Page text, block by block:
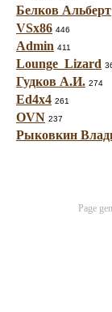
Белков Альберт
VSx86 446
Admin 411
Lounge_Lizard
Гудков А.И. 274
Ed4x4 261
OVN 237
Рыковкин
Page